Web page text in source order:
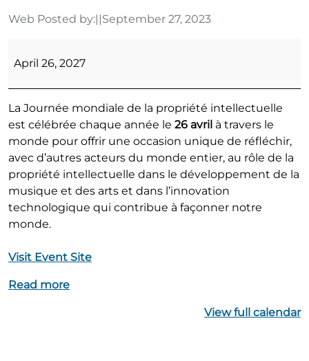
Web Posted by: September 27, 2023
mondiale
propriété
intellectuelle
April 26, 2027
La Journée mondiale de la propriété intellectuelle
est célébrée chaque année le26 avril à travers le
monde pour offrir une occasion unique de réfléchir,
avec d’autres acteurs du monde entier, au rôle de la
propriété intellectuelle dans le développement de la
musique et des arts et dans l’innovation
technologique qui contribue à façonner notre
monde.
Visit Event Site
Read more
View full calendar